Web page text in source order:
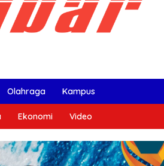
Olahraga Kampus
Ekonomi Video